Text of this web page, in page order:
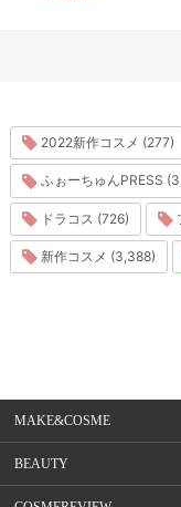
2022新作コスメ (277)
ふぉーちゅんPRESS
ドラコス (726)
新作コスメ (3,388)
MAKE&COSME
BEAUTY